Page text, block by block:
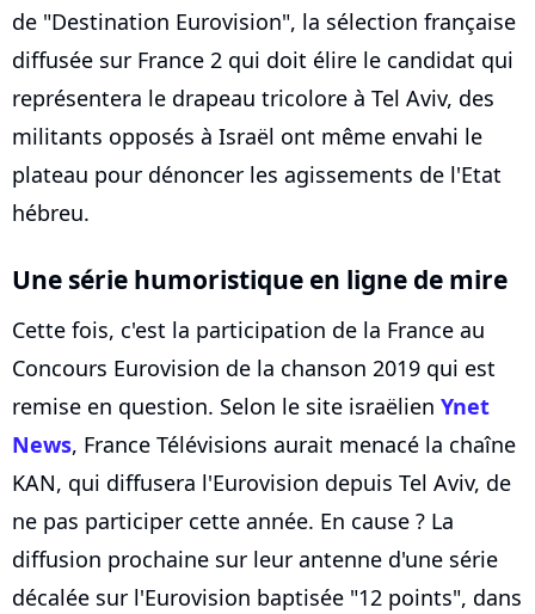
de "Destination Eurovision", la sélection française
diffusée sur France 2 qui doit élire le candidat qui
représentera le drapeau tricolore à Tel Aviv, des
militants opposés à Israël ont même envahi le
plateau pour dénoncer les agissements de l'Etat
hébreu.
Une série humoristique en ligne de mire
Cette fois, c'est la participation de la France au
Concours Eurovision de la chanson 2019 qui est
remise en question. Selon le site israëlien Ynet
News, France Télévisions aurait menacé la chaîne
KAN, qui diffusera l'Eurovision depuis Tel Aviv, de
ne pas participer cette année. En cause ? La
diffusion prochaine sur leur antenne d'une série
décalée sur l'Eurovision baptisée "12 points", dans